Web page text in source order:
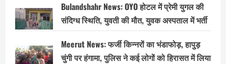
Bulandshahr News: OYO होटल में प्रेमी युगल की
संदिग्ध स्थिति, युवती की मौत, युवक अस्पताल में भर्ती
Meerut News: फर्जी किन्नरों का भंडाफोड़, हापुड़
चुंगी पर हंगामा, पुलिस ने कई लोगों को हिरासत में लिया